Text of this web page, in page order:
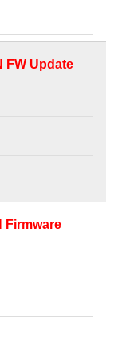
FW Update
Firmware